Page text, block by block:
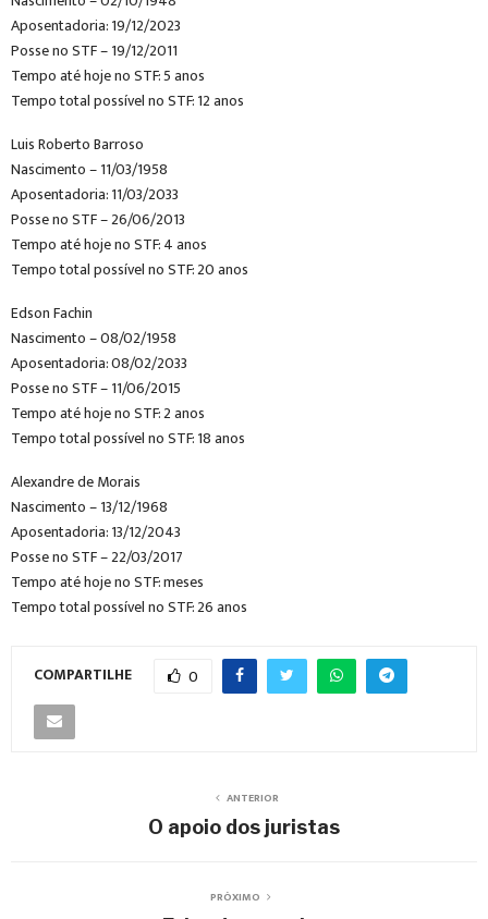
Aposentadoria: 19/12/2023
Posse no STF – 19/12/2011
Tempo até hoje no STF: 5 anos
Tempo total possível no STF: 12 anos
Luis Roberto Barroso
Nascimento – 11/03/1958
Aposentadoria: 11/03/2033
Posse no STF – 26/06/2013
Tempo até hoje no STF: 4 anos
Tempo total possível no STF: 20 anos
Edson Fachin
Nascimento – 08/02/1958
Aposentadoria: 08/02/2033
Posse no STF – 11/06/2015
Tempo até hoje no STF: 2 anos
Tempo total possível no STF: 18 anos
Alexandre de Morais
Nascimento – 13/12/1968
Aposentadoria: 13/12/2043
Posse no STF – 22/03/2017
Tempo até hoje no STF: meses
Tempo total possível no STF: 26 anos
COMPARTILHE 0
ANTERIOR
O apoio dos juristas
PRÓXIMO